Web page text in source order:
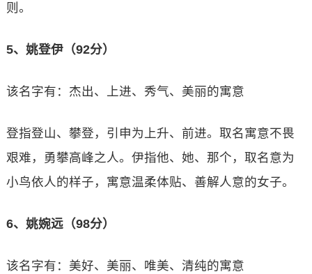
则。
5、姚登伊（92分）
该名字有：杰出、上进、秀气、美丽的寓意
登指登山、攀登，引申为上升、前进。取名寓意不畏
艰难，勇攀高峰之人。伊指他、她、那个，取名意为
小鸟依人的样子，寓意温柔体贴、善解人意的女子。
6、姚婉远（98分）
该名字有：美好、美丽、唯美、清纯的寓意